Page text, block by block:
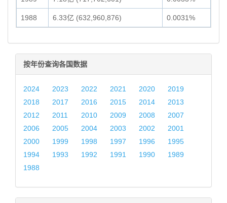
1988 6.33亿 (632,960,876) 0.0031%
按年份查询各国数据
2024 2023 2022 2021 2020
2019
2018
2017 2016 2015 2014
2013
2012
2011 2010 2009 2008
2007
2006
2005 2004 2003 2002
2001
2000
1999 1998 1997 1996
1995
1994
1993 1992 1991 1990
1989
1988